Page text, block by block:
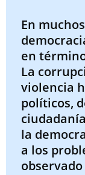
En
en
La
violencia
políticos,
la
a los